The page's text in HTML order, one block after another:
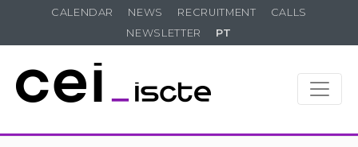
CALENDAR NEWS RECRUITMENT
CALLS
NEWSLETTER
PT